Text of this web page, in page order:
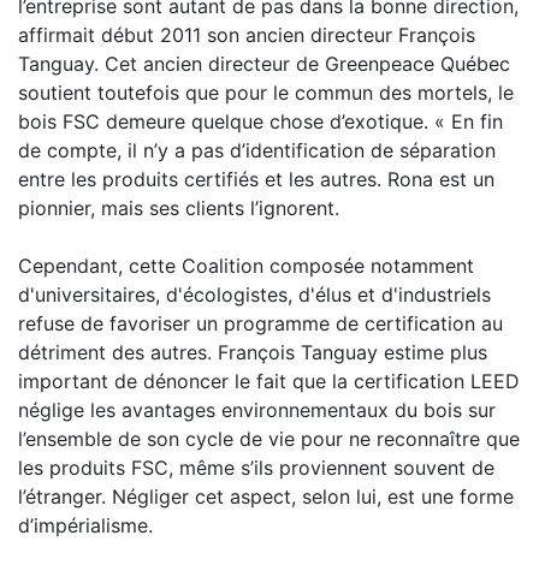
l’entreprise sont autant de pas dans la bonne direction,
affirmait début 2011 son ancien directeur François
Tanguay. Cet ancien directeur de Greenpeace Québec
soutient toutefois que pour le commun des mortels, le
bois FSC demeure quelque chose d’exotique. « En fin
de compte, il n’y a pas d’identification de séparation
entre les produits certifiés et les autres. Rona est un
pionnier, mais ses clients l’ignorent.
Cependant, cette Coalition composée notamment
d'universitaires, d'écologistes, d'élus et d'industriels
refuse de favoriser un programme de certification au
détriment des autres. François Tanguay estime plus
important de dénoncer le fait que la certification LEED
néglige les avantages environnementaux du bois sur
l’ensemble de son cycle de vie pour ne reconnaître que
les produits FSC, même s’ils proviennent souvent de
l’étranger. Négliger cet aspect, selon lui, est une forme
d’impérialisme.